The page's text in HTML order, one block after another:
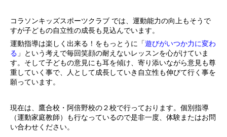
コラソンキッズスポーツクラブ では、運動能力の向上もそうで
すが子どもの自立性の成長も見込んでいます。
運動指導は楽しく出来る！をもっとうに「遊びがいつか力に変わ
る 」という考えで毎回笑顔の耐えないレッスンを心がけていま
す。そして子どもの意見にも耳を傾け、寄り添いながら意見も尊
重していく事で、人として成長していき自立性も伸びて行く事を
願っています。
現在は、鷹合校・阿倍野校の２校で行っております。個別指導
（運動家庭教師）も行なっているので是非一度、体験またはお問
い合わせください。